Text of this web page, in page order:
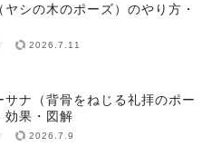
ヤシの木のポーズ）のやり方・
2026.7.11
サナ（背骨をねじる礼拝のポー
効果・図解
2026.7.9